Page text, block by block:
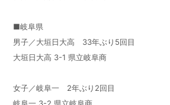
■岐阜県
男子／大垣日大高 33年ぶり5回目
大垣日大高 3-1 県立岐阜商
女子／岐阜一 2年ぶり2回目